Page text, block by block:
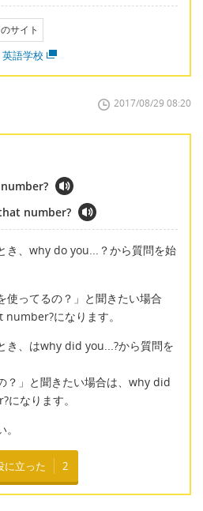
サイト
語学校
2017/08/29 08:20
number?
き、why do you...？から質問を始
使ってるの？」と聞きたい場合
になります。
き、はwhy did you...?から質問を
？」と聞きたい場合は、why did
なります。
に立った 2